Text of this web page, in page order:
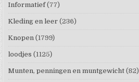
Informatief (77)
Kleding en leer (236)
Knopen (1799)
loodjes (1125)
Munten, penningen en muntgewicht (82)